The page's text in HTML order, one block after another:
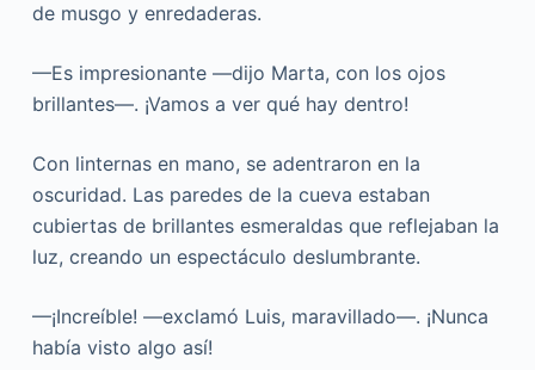
de musgo y enredaderas.
—Es impresionante —dijo Marta, con los ojos
brillantes—. ¡Vamos a ver qué hay dentro!
Con linternas en mano, se adentraron en la
oscuridad. Las paredes de la cueva estaban
cubiertas de brillantes esmeraldas que reflejaban la
luz, creando un espectáculo deslumbrante.
—¡Increíble! —exclamó Luis, maravillado—. ¡Nunca
había visto algo así!